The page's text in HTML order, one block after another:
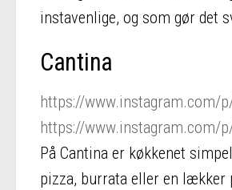
instavenlige, og som gør det
Cantina
https://www.instagram.com/
https://www.instagram.com/
På Cantina er køkkenet
pizza, burrata eller en lækker